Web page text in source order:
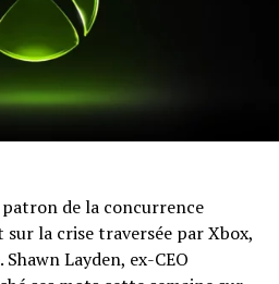
de la concurrence
sur la crise traversée par Xbox,
Layden, ex-CEO